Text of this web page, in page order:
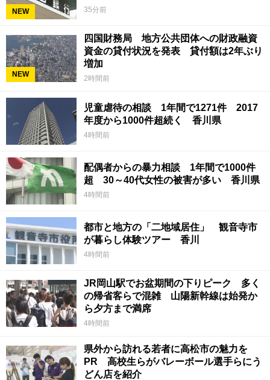
NEW 35分前
NEW
四国財務局 地方公共団体への財政融資
資金の貸付状況を発表 貸付額は2年ぶり
増加
2時間前
児童虐待の相談 1年間で1271件 2017
年度から1000件超続く 香川県
4時間前
配偶者からの暴力相談 1年間で1000件
超 30～40代女性の被害が多い 香川県
4時間前
都市と地方の「二地域居住」 観音寺市
が暮らし体験ツアー 香川
4時間前
JR岡山駅でお盆期間の下りピーク 多く
の帰省客らで混雑 山陽新幹線は始発か
ら夕方まで満席
4時間前
県外から訪れる若者に高松市の魅力を
PR 高校生らがバレーボール選手らにう
どん店を紹介